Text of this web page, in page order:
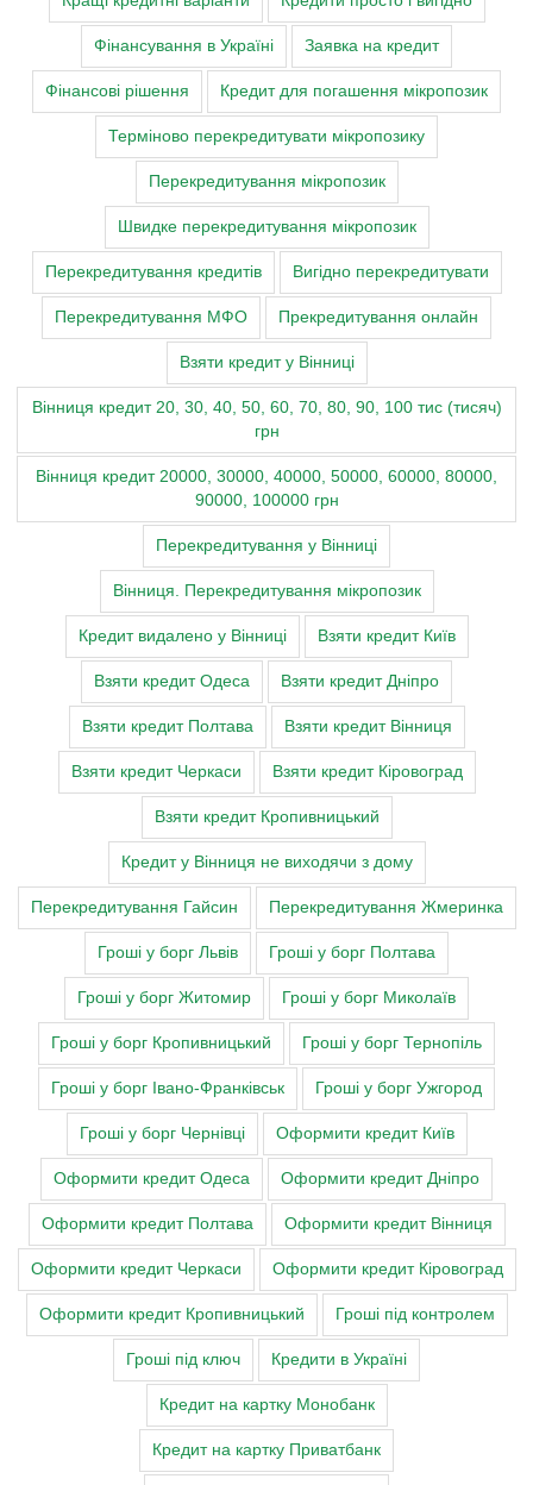
Фінансування в Україні Заявка на кредит
Фінансові рішення Кредит для погашення мікропозик
Терміново перекредитувати мікропозику
Перекредитування мікропозик
Швидке перекредитування мікропозик
Перекредитування кредитів Вигідно перекредитувати
Перекредитування МФО Прекредитування онлайн
Взяти кредит у Вінниці
Вінниця кредит 20, 30, 40, 50, 60, 70, 80, 90, 100 тис (тисяч)
грн
Вінниця кредит 20000, 30000, 40000, 50000, 60000, 80000,
90000, 100000 грн
Перекредитування у Вінниці
Вінниця. Перекредитування мікропозик
Кредит видалено у Вінниці Взяти кредит Київ
Взяти кредит Одеса Взяти кредит Дніпро
Взяти кредит Полтава Взяти кредит Вінниця
Взяти кредит Черкаси Взяти кредит Кіровоград
Взяти кредит Кропивницький
Кредит у Вінниця не виходячи з дому
Перекредитування Гайсин Перекредитування Жмеринка
Гроші у борг Львів Гроші у борг Полтава
Гроші у борг Житомир Гроші у борг Миколаїв
Гроші у борг Кропивницький Гроші у борг Тернопіль
Гроші у борг Івано-Франківськ Гроші у борг Ужгород
Гроші у борг Чернівці Оформити кредит Київ
Оформити кредит Одеса Оформити кредит Дніпро
Оформити кредит Полтава Оформити кредит Вінниця
Оформити кредит Черкаси Оформити кредит Кіровоград
Оформити кредит Кропивницький Гроші під контролем
Гроші під ключ Кредити в Україні
Кредит на картку Монобанк
Кредит на картку Приватбанк